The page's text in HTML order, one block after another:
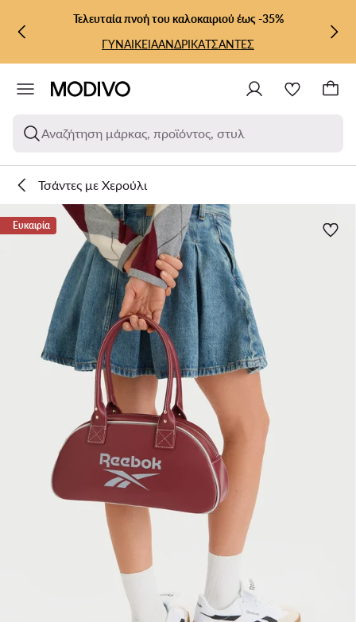
ΜΕΤΆΒΑΣΗ ΣΤΟ ΚΎΡΙΟ ΠΕΡΙΕΧΌΜΕΝΟ
ΜΕΤΆΒΑΣΗ ΣΤΗΝ ΑΝΑΖΉΤΗΣΗ
Τελευταία πνοή του καλοκαιριού έως -35%
ΓΥΝΑΙΚΕΙΑΑΝΔΡΙΚΑΤΣΑΝΤΕΣ
Αναζήτηση μάρκας, προϊόντος, στυλ
Τσάντες με Χερούλι
Ευκαιρία